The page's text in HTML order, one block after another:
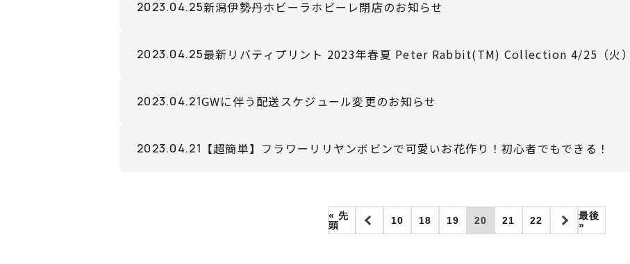
2023.04.25新潟伊勢丹ホビーラホビーレ閉店のお知らせ
2023.04.25最新リバティプリント 2023年春夏 Peter Rabbit(TM) Collection 4/25（火
2023.04.21GWに伴う配送スケジュール変更のお知らせ
2023.04.21 【超簡単】フラワーリリヤンボビンで可愛いお花作り！初心者でもできる！
« 先
頭
10 18 19 20 21 22
最後
»